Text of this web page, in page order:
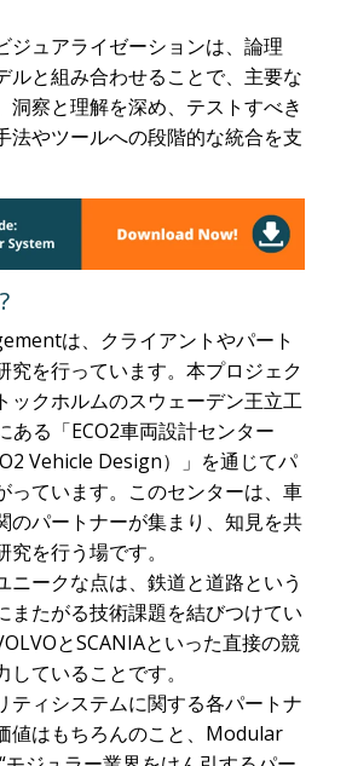
ジュアライゼーションは、論理
ルと組み合わせることで、主要な
洞察と理解を深め、テストすべき
法やツールへの段階的な統合を支
は、クライアントやパート
究を行っています。本プロジェク
ックホルムのスウェーデン王立工
ある「ECO2車両設計センター
Vehicle Design）」を通じてパ
っています。このセンターは、車
のパートナーが集まり、知見を共
を行う場です。
ニークな点は、鉄道と道路という
またがる技術課題を結びつけてい
とSCANIAといった直接の競
ていることです。
ティシステムに関する各パートナ
値はもちろんのこと、Modular